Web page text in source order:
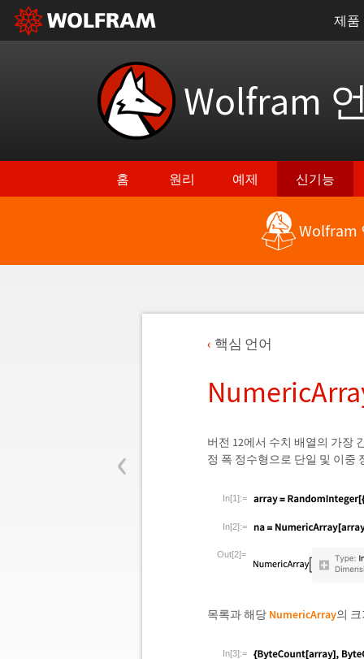
제품
Wolfram
홈 원리 예제 신기능
Wolfram
‹
핵심 언어
버전 12에서 수치 배열의 가장
정 폭 정수형으로 단일 및 이중
In[1]:=
In[2]:=
Out[2]=
목록과 해당 NumericArray의
In[3]:=